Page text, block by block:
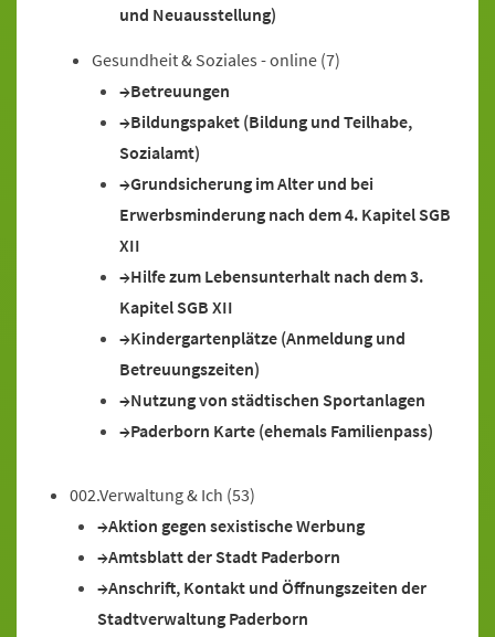
und Neuausstellung)
Gesundheit & Soziales - online (7)
Betreuungen
Bildungspaket (Bildung und Teilhabe,
Sozialamt)
Grundsicherung im Alter und bei
Erwerbsminderung nach dem 4. Kapitel SGB
XII
Hilfe zum Lebensunterhalt nach dem 3.
Kapitel SGB XII
Kindergartenplätze (Anmeldung und
Betreuungszeiten)
Nutzung von städtischen Sportanlagen
Paderborn Karte (ehemals Familienpass)
002.Verwaltung & Ich (53)
Aktion gegen sexistische Werbung
Amtsblatt der Stadt Paderborn
Anschrift, Kontakt und Öffnungszeiten der
Stadtverwaltung Paderborn